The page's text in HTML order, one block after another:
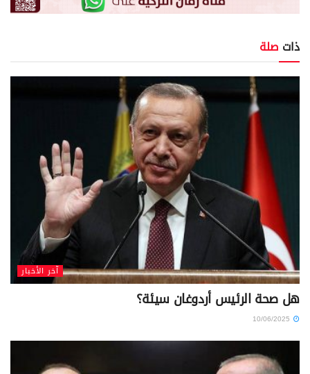
ذات صلة
آخر الأخبار
هل صحة الرئيس أردوغان سيئة؟